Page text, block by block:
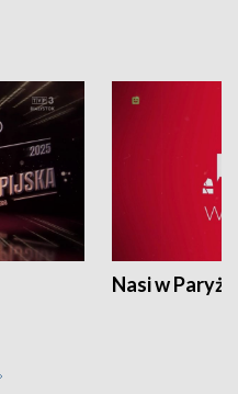
Nasi w Paryżu